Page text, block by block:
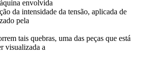
envolvida
da intensidade da tensão, aplicada de
pela
tais quebras, uma das peças que está
visualizada a